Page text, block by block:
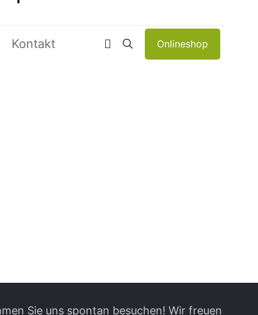
Kontakt Onlineshop
Sie uns spontan besuchen! Wir freuen